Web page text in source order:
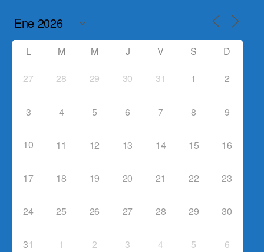
L M M J V S D
27 28 29 30 31 1 2
3 4 5 6 7 8 9
10 11 12 13 14 15 16
17 18 19 20 21 22 23
24 25 26 27 28 29 30
31 1 2 3 4 5 6